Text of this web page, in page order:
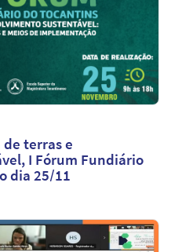
de terras e
I Fórum Fundiário
dia 25/11